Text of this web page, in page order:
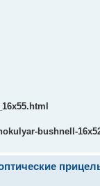
bushnell-